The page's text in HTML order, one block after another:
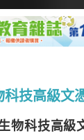
技高級文
物科技高級